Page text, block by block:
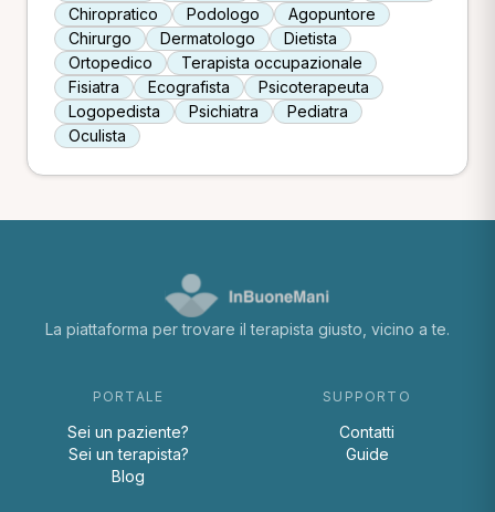
Chiropratico
Podologo
Agopuntore
Chirurgo
Dermatologo
Dietista
Ortopedico
Terapista occupazionale
Fisiatra
Ecografista
Psicoterapeuta
Logopedista
Psichiatra
Pediatra
Oculista
La piattaforma per trovare il terapista giusto, vicino a te.
PORTALE
Sei un paziente?
Sei un terapista?
Blog
SUPPORTO
Contatti
Guide